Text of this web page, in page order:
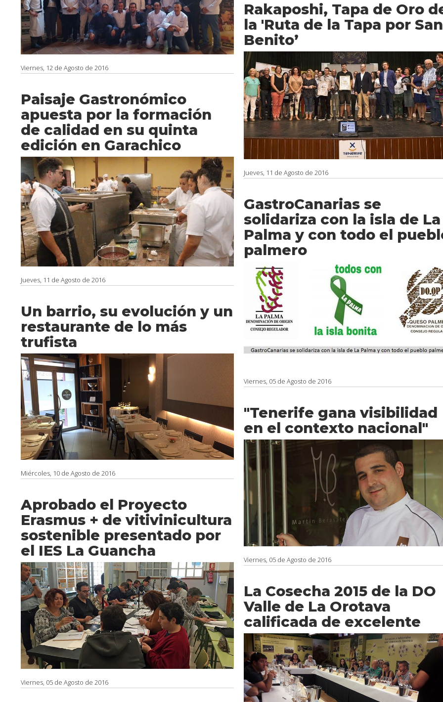
Viernes, 12 de Agosto de 2016
Paisaje Gastronómico
apuesta por la formación
de calidad en su quinta
edición en Garachico
Jueves, 11 de Agosto de 2016
Un barrio, su evolución y un
restaurante de lo más
trufista
Miércoles, 10 de Agosto de 2016
Aprobado el Proyecto
Erasmus + de vitivinicultura
sostenible presentado por
el IES La Guancha
Viernes, 05 de Agosto de 2016
Rakaposhi, Tapa de Oro
la 'Ruta de la Tapa por San
Benito’
Jueves, 11 de Agosto de 2016
GastroCanarias se
solidariza con la isla de La
Palma y con todo el
palmero
Viernes, 05 de Agosto de 2016
"Tenerife gana visibilidad
en el contexto nacional"
Viernes, 05 de Agosto de 2016
La Cosecha 2015 de la DO
Valle de La Orotava
calificada de excelente